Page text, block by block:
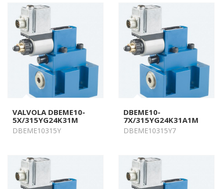
VALVOLA DBEME10-
5X/315YG24K31M
DBEME10315Y
DBEME10-
7X/315YG24K31A1M
DBEME10315Y7